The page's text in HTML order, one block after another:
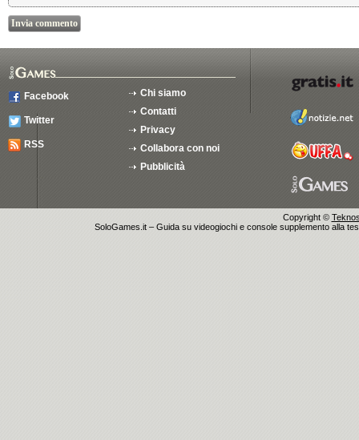
Facebook
Twitter
RSS
Chi siamo
Contatti
Privacy
Collabora con noi
Pubblicità
Copyright ©
SoloGames.it – Guida su videogiochi e console supplemento alla